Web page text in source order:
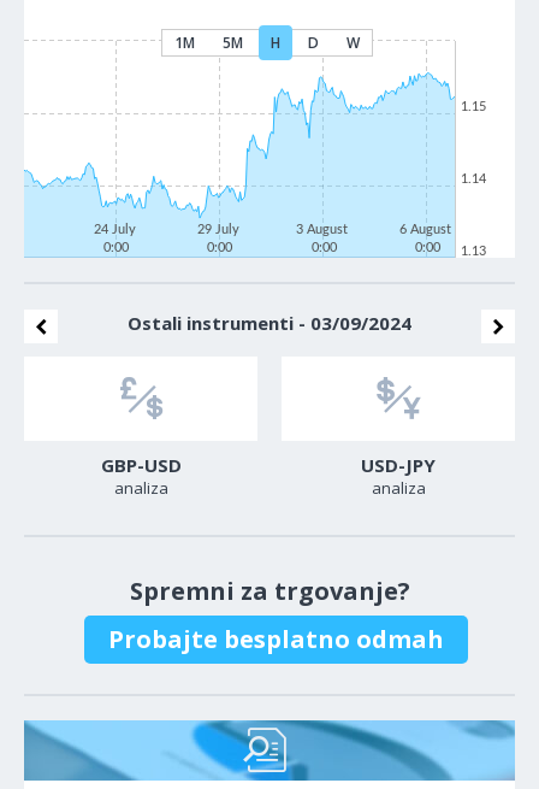
1M 5M H D W
24 July
0:00
29 July
0:00
3 August
0:00
6 August
0:00
1.13
1.14
1.15
Ostali instrumenti - 03/09/2024
GBP-USD
analiza
USD-JPY
analiza
Spremni za trgovanje?
Probajte besplatno odmah